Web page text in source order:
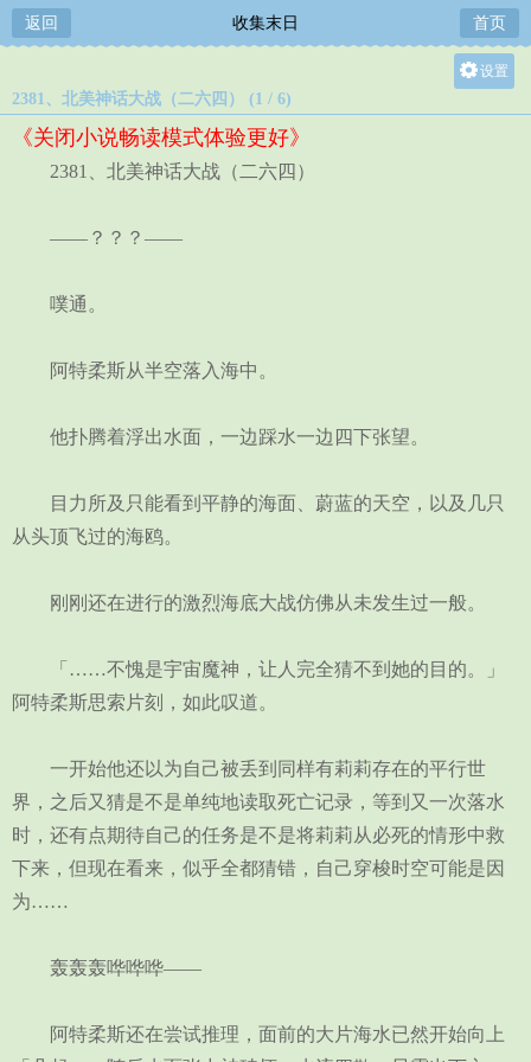
返回 收集末日 首页
设置
2381、北美神话大战（二六四） (1 / 6)
《关闭小说畅读模式体验更好》
2381、北美神话大战（二六四）
——？？？——
噗通。
阿特柔斯从半空落入海中。
他扑腾着浮出水面，一边踩水一边四下张望。
目力所及只能看到平静的海面、蔚蓝的天空，以及几只
从头顶飞过的海鸥。
刚刚还在进行的激烈海底大战仿佛从未发生过一般。
「……不愧是宇宙魔神，让人完全猜不到她的目的。」
阿特柔斯思索片刻，如此叹道。
一开始他还以为自己被丢到同样有莉莉存在的平行世
界，之后又猜是不是单纯地读取死亡记录，等到又一次落水
时，还有点期待自己的任务是不是将莉莉从必死的情形中救
下来，但现在看来，似乎全都猜错，自己穿梭时空可能是因
为……
轰轰轰哗哗哗——
阿特柔斯还在尝试推理，面前的大片海水已然开始向上